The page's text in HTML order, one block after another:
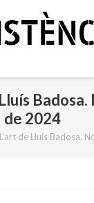
de 2024
de Lluís Badosa.